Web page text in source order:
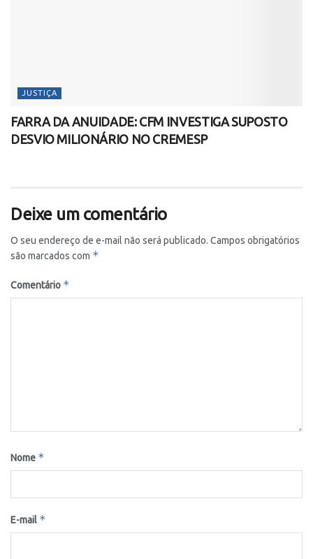
JUSTIÇA
FARRA DA ANUIDADE: CFM INVESTIGA SUPOSTO
DESVIO MILIONÁRIO NO CREMESP
Deixe um comentário
O seu endereço de e-mail não será publicado. Campos obrigatórios
são marcados com *
Comentário *
Nome *
E-mail *